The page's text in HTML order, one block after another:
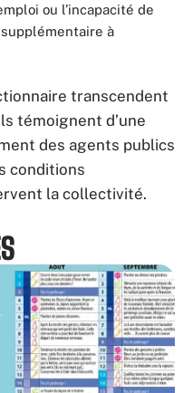
ou l’incapacité de
à
transcendent
témoignent d’une
des agents publics
conditions
la collectivité.